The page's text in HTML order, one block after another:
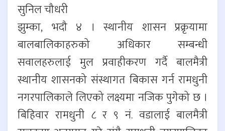
सुनिल चौधरी
झुम्का, भदौ ४ । स्थानीय शासन प्रक्रृयामा
बालबालिकाहरुको अधिकार सम्बन्धी
सवालहरुलाई मुल प्रवाहीकरण गर्दै बालमैत्री
स्थानीय शासनको संस्थागत बिकास गर्न रामधुनी
नगरपालिकाले लिएको लक्ष्यमा नजिक पुगेको छ ।
बिहिवार रामधुनी ८ र ९ नं. वडालाई बालमैत्री